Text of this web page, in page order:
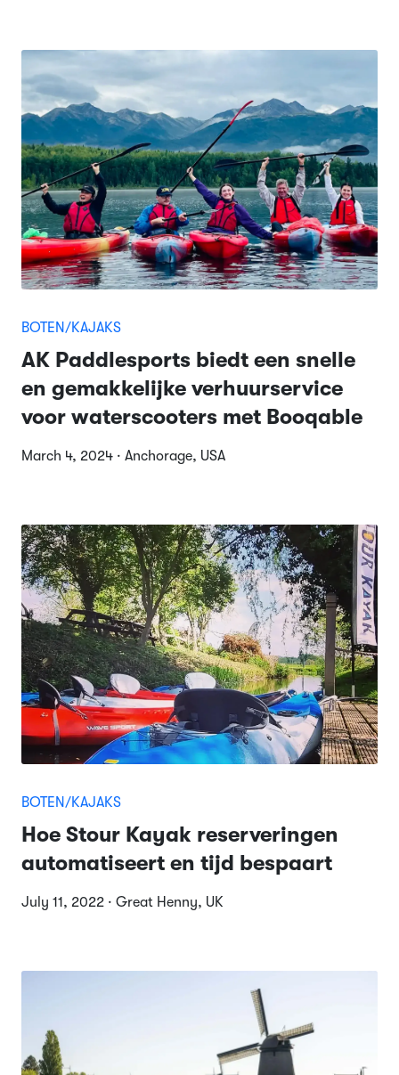
BOTEN/KAJAKS
AK Paddlesports biedt een snelle
en gemakkelijke verhuurservice
voor waterscooters met Booqable
March 4, 2024 · Anchorage, USA
BOTEN/KAJAKS
Hoe Stour Kayak reserveringen
automatiseert en tijd bespaart
July 11, 2022 · Great Henny, UK